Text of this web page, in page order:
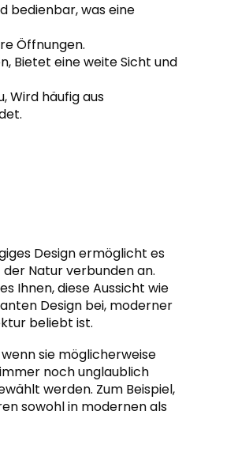
bedienbar, was eine
Öffnungen.
Bietet eine weite Sicht und
Wird häufig aus
Design ermöglicht es
Natur verbunden an.
Ihnen, diese Aussicht wie
Design bei, moderner
beliebt ist.
sie möglicherweise
noch unglaublich
werden. Zum Beispiel,
sowohl in modernen als